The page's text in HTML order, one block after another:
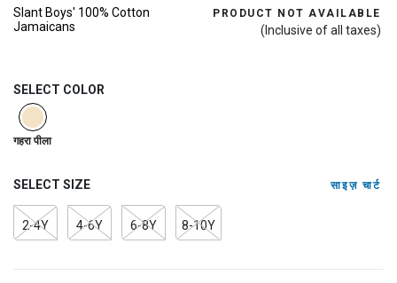
Slant Boys' 100% Cotton
Jamaicans
PRODUCT NOT AVAILABLE
(Inclusive of all taxes)
SELECT COLOR
selected
गहरा पीला
SELECT SIZE साइज़ चार्ट
2-4Y 4-6Y 6-8Y 8-10Y